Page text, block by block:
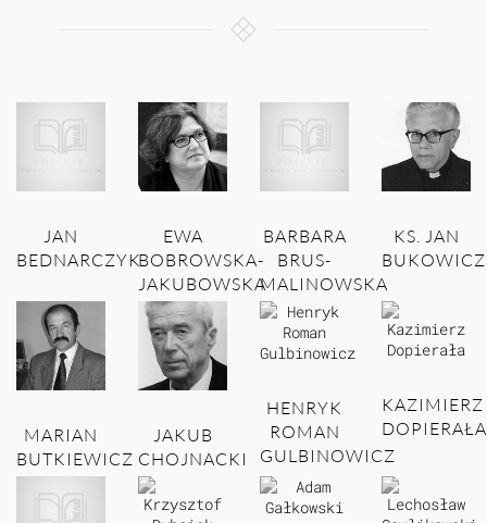
JAN
BEDNARCZYK
EWA
BOBROWSKA-
JAKUBOWSKA
BARBARA
BRUS-
MALINOWSKA
KS. JAN
BUKOWICZ
MARIAN
BUTKIEWICZ
JAKUB
CHOJNACKI
HENRYK
ROMAN
GULBINOWICZ
KAZIMIERZ
DOPIERAŁA